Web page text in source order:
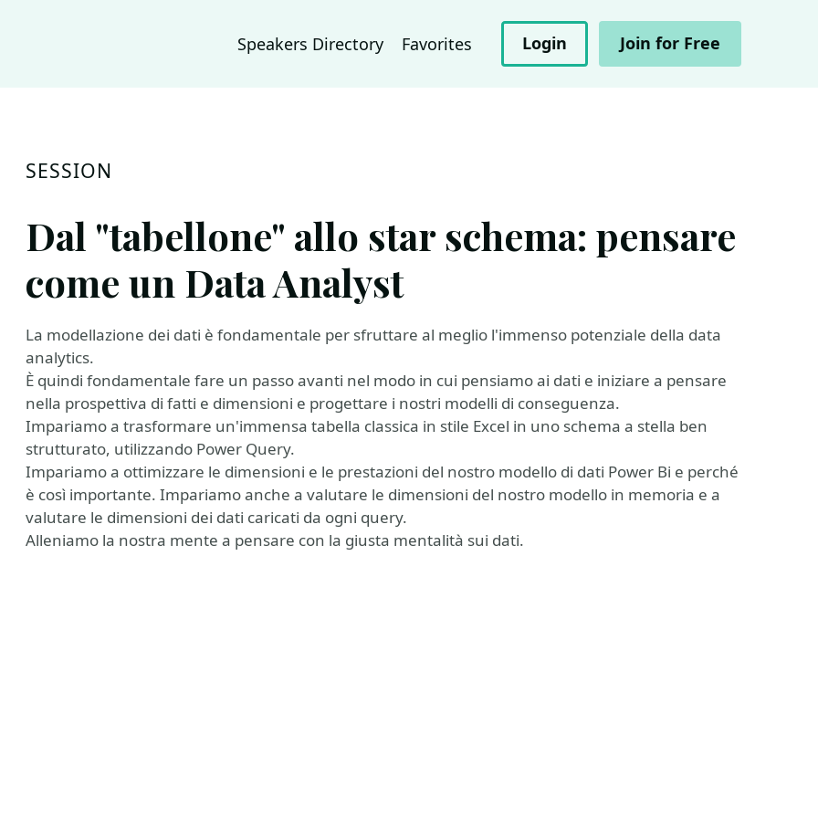
Speakers Directory Favorites Login Join for Free
SESSION
Dal "tabellone" allo star schema: pensare
come un Data Analyst
La modellazione dei dati è fondamentale per sfruttare al meglio l'immenso potenziale della data
analytics.
È quindi fondamentale fare un passo avanti nel modo in cui pensiamo ai dati e iniziare a pensare
nella prospettiva di fatti e dimensioni e progettare i nostri modelli di conseguenza.
Impariamo a trasformare un'immensa tabella classica in stile Excel in uno schema a stella ben
strutturato, utilizzando Power Query.
Impariamo a ottimizzare le dimensioni e le prestazioni del nostro modello di dati Power Bi e perché
è così importante. Impariamo anche a valutare le dimensioni del nostro modello in memoria e a
valutare le dimensioni dei dati caricati da ogni query.
Alleniamo la nostra mente a pensare con la giusta mentalità sui dati.